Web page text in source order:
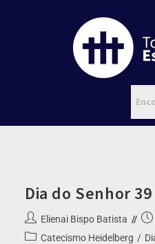
Dia do Senhor 39
Elienai Bispo Batista
Catecismo Heidelberg /